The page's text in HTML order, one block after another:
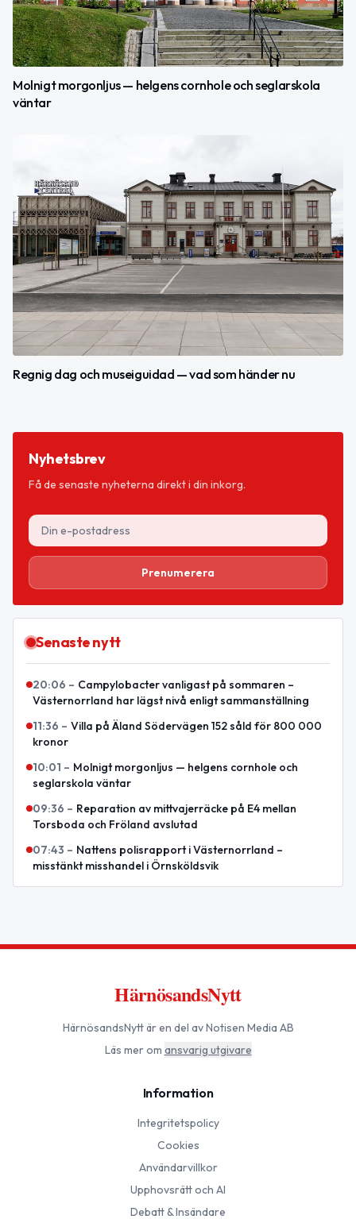
Molnigt morgonljus — helgens cornhole och seglarskola
väntar
Regnig dag och museiguidad — vad som händer nu
Nyhetsbrev
Få de senaste nyheterna direkt i din inkorg.
Prenumerera
Senaste nytt
20:06 – Campylobacter vanligast på sommaren –
Västernorrland har lägst nivå enligt sammanställning
11:36 – Villa på Äland Södervägen 152 såld för 800 000
kronor
10:01 – Molnigt morgonljus — helgens cornhole och
seglarskola väntar
09:36 – Reparation av mittvajerräcke på E4 mellan
Torsboda och Fröland avslutad
07:43 – Nattens polisrapport i Västernorrland –
misstänkt misshandel i Örnsköldsvik
HärnösandsNytt
HärnösandsNyttär en del av Notisen Media AB
Läs mer om ansvarig utgivare
Information
Integritetspolicy
Cookies
Användarvillkor
Upphovsrätt och AI
Debatt & Insändare